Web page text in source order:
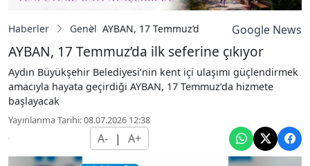
Haberler Genel AYBAN, 17 Temmuz’da ilk seferine çıkıyor
Google News
AYBAN, 17 Temmuz’da ilk seferine çıkıyor
Aydın Büyükşehir Belediyesi’nin kent içi ulaşımı güçlendirmek
amacıyla hayata geçirdiği AYBAN, 17 Temmuz’da hizmete
başlayacak
Yayınlanma Tarihi: 08.07.2026 12:38
A- | A+